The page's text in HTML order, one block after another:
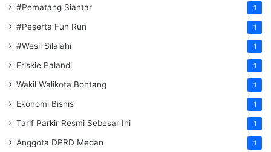
#Pematang Siantar 1
#Peserta Fun Run 1
#Wesli Silalahi 1
Friskie Palandi 1
Wakil Walikota Bontang 1
Ekonomi Bisnis 1
Tarif Parkir Resmi Sebesar Ini 1
Anggota DPRD Medan 1